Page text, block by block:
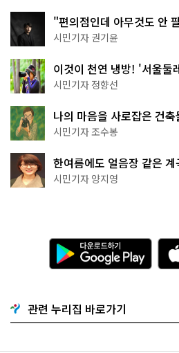
"편의점인데 아무것도 안
한 편의점의 정체
시민기자 권기윤
이것이 천연 냉방! '서울둘
나볼까
시민기자 정향선
나의 마음을 사로잡은 건
상작 공개!
시민기자 조수봉
한여름에도 얼음장 같은
천국이네~
시민기자 양지영
다
운
로
기
G
o
g
관련 누리집 바로가기